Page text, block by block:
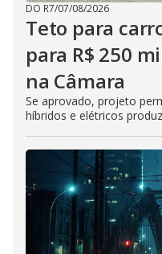
DO R7/07/08/2026
Teto para
para R$ 250
na Câmara
Se aprovado, projeto
híbridos e elétricos